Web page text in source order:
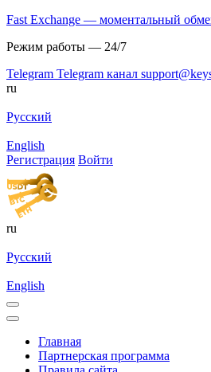
Fast Exchange — моментальный
Режим работы — 24/7
Telegram Telegram канал
ru
Русский
English
Регистрация Войти
ru
Русский
English
Главная
Партнерская программа